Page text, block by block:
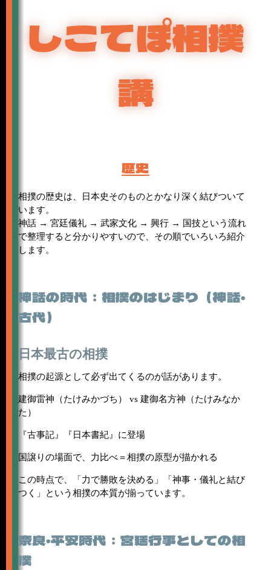
しこてぽ相撲
講
歴史
相撲の歴史は、日本史そのものとかなり深く結びついて
います。
神話 → 宮廷儀礼 → 武家文化 → 興行 → 国技という流れ
で整理すると分かりやすいので、その順でいろいろ紹介
します。
神話の時代：相撲のはじまり（神話・
古代）
日本最古の相撲
相撲の起源として必ず出てくるのが話があります。
建御雷神（たけみかづち） vs 建御名方神（たけみなか
た）
『古事記』『日本書紀』に登場
国譲りの場面で、力比べ＝相撲の原型が描かれる
この時点で、「力で勝敗を決める」「神事・儀礼と結び
つく」という相撲の本質が揃っています。
奈良・平安時代：宮廷行事としての相
撲